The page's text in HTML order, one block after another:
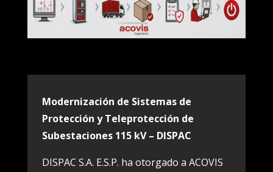
Modernización de Sistemas de
Protección y Teleprotección de
Subestaciones 115 kV – DISPAC
DISPAC S.A. E.S.P. ha otorgado a ACOVIS